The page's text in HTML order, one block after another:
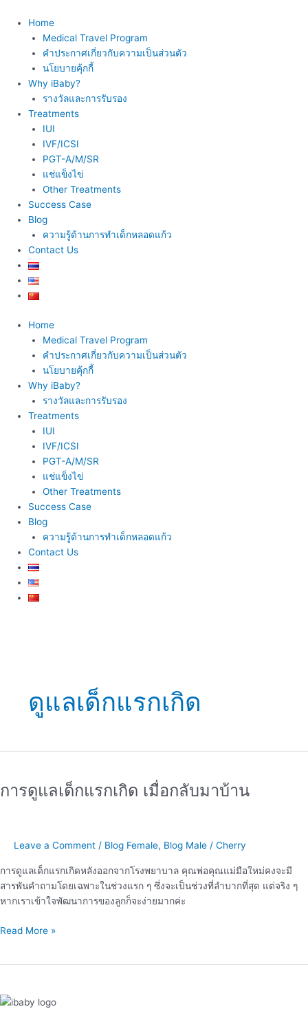
content
Home
Medical Travel Program
คำประกาศเกี่ยวกับความเป็นส่วนตัว
นโยบายคุ้กกี้
Why iBaby?
รางวัลและการรับรอง
Treatments
IUI
IVF/ICSI
PGT-A/M/SR
แช่แข็งไข่
Other Treatments
Success Case
Blog
ความรู้ด้านการทำเด็กหลอดแก้ว
Contact Us
Home
Medical Travel Program
คำประกาศเกี่ยวกับความเป็นส่วนตัว
นโยบายคุ้กกี้
Why iBaby?
รางวัลและการรับรอง
Treatments
IUI
IVF/ICSI
PGT-A/M/SR
แช่แข็งไข่
Other Treatments
Success Case
Blog
ความรู้ด้านการทำเด็กหลอดแก้ว
Contact Us
ดูแลเด็กแรกเกิด
การดูแลเด็กแรกเกิด เมื่อกลับมาบ้าน
Leave a Comment / Blog Female, Blog Male / Cherry
การดูแลเด็กแรกเกิดหลังออกจากโรงพยาบาล คุณพ่อคุณแม่มือใหม่คงจะมี
สารพันคำถามโดยเฉพาะในช่วงแรก ๆ ซึ่งจะเป็นช่วงที่ลำบากที่สุด แต่จริง ๆ
หากเราเข้าใจพัฒนาการของลูกก็จะง่ายมากค่ะ
เด็ก
กลับ
Read More »